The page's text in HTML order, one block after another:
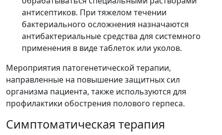
антисептиков. При тяжелом течении
бактериального осложнения назначаются
антибактериальные средства для системного
применения в виде таблеток или уколов.
Мероприятия патогенетической терапии,
направленные на повышение защитных сил
организма пациента, также используются для
профилактики обострения полового герпеса.
Симптоматическая терапия